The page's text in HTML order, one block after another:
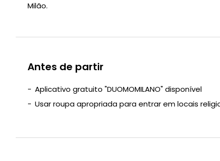
Milão.
Antes de partir
Aplicativo gratuito "DUOMOMILANO" disponível
Usar roupa apropriada para entrar em locais